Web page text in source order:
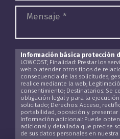
Información básica protección
LOWCOST; Finalidad: Prestar los
web o atender otros tipos de
consecuencia de las solicitudes,
realice mediante la web;
consentimiento; Destinatarios: Se
obligación legal y para la
solicitado; Derechos: Acceso,
portabilidad, oposición y presentar
Información adicional: Puede
adicional y detallada que precise
de sus datos personales en